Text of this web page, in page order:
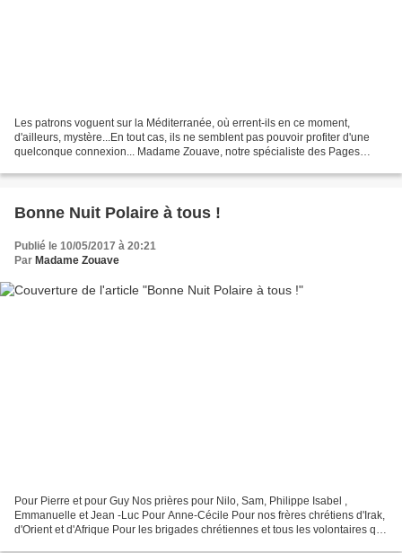
Les patrons voguent sur la Méditerranée, où errent-ils en ce moment,
d'ailleurs, mystère...En tout cas, ils ne semblent pas pouvoir profiter d'une
quelconque connexion... Madame Zouave, notre spécialiste des Pages
Bonne Nuit Polaire à tous !
Publié le 10/05/2017 à 20:21
Par Madame Zouave
Pour Pierre et pour Guy Nos prières pour Nilo, Sam, Philippe Isabel ,
Emmanuelle et Jean -Luc Pour Anne-Cécile Pour nos frères chrétiens d'Irak,
d'Orient et d'Afrique Pour les brigades chrétiennes et tous les volontaires qui